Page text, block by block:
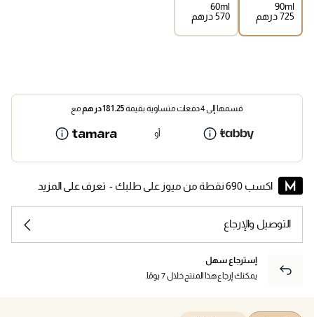
90ml
⁦725⁩ درهم
60ml
⁦570⁩ درهم
قسمها إلى 4 دفعات متساوية بقيمة 181.25درهممع
أو
اكسب 690 نقطة من ميوز على طلبك - تعرف على المزيد
التوصيل والإرجاع
إسترجاع سهل
يمكنك إرجاع هذا المنتج خلال 7 يومًا.